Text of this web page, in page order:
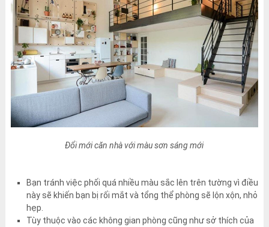
Đổi mới căn nhà với màu sơn sáng mới
Bạn tránh việc phối quá nhiều màu sắc lên trên tường vì điều
này sẽ khiến bạn bị rối mắt và tổng thể phòng sẽ lộn xộn, nhỏ
hẹp.
Tùy thuộc vào các không gian phòng cũng như sở thích của